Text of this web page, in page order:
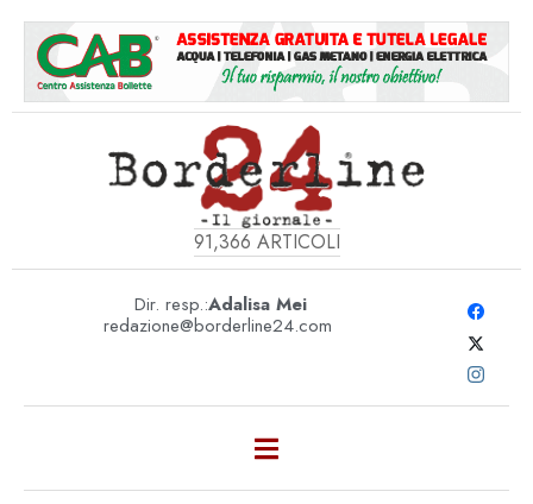
91,366 ARTICOLI
Dir. resp.:Adalisa Mei
redazione@borderline24.com